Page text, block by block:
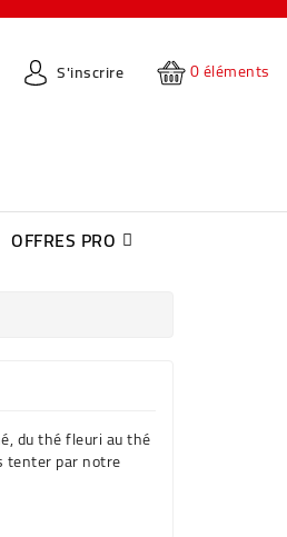
S'inscrire 0éléments
OFFRES PRO
du thé fleuri au thé
tenter par notre